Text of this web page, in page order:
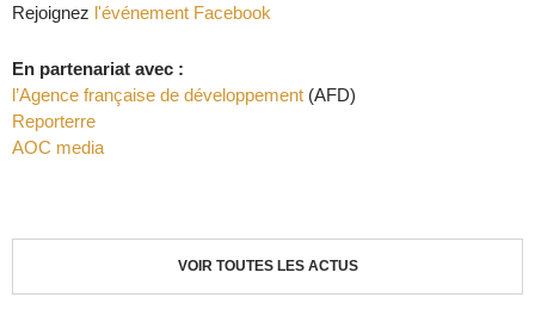
Rejoignez l'événement Facebook
En partenariat avec :
l’Agence française de développement (AFD)
Reporterre
AOC media
VOIR TOUTES LES ACTUS